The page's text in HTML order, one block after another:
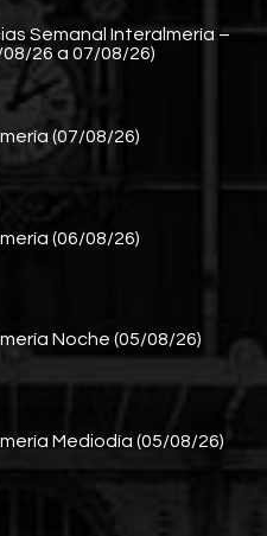
Semanal Interalmería –
26 a 07/08/26)
(07/08/26)
(06/08/26)
Noche (05/08/26)
Mediodía (05/08/26)